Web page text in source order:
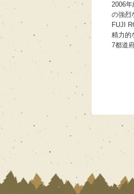
2006
の強烈
FUJI
精力的
7都道